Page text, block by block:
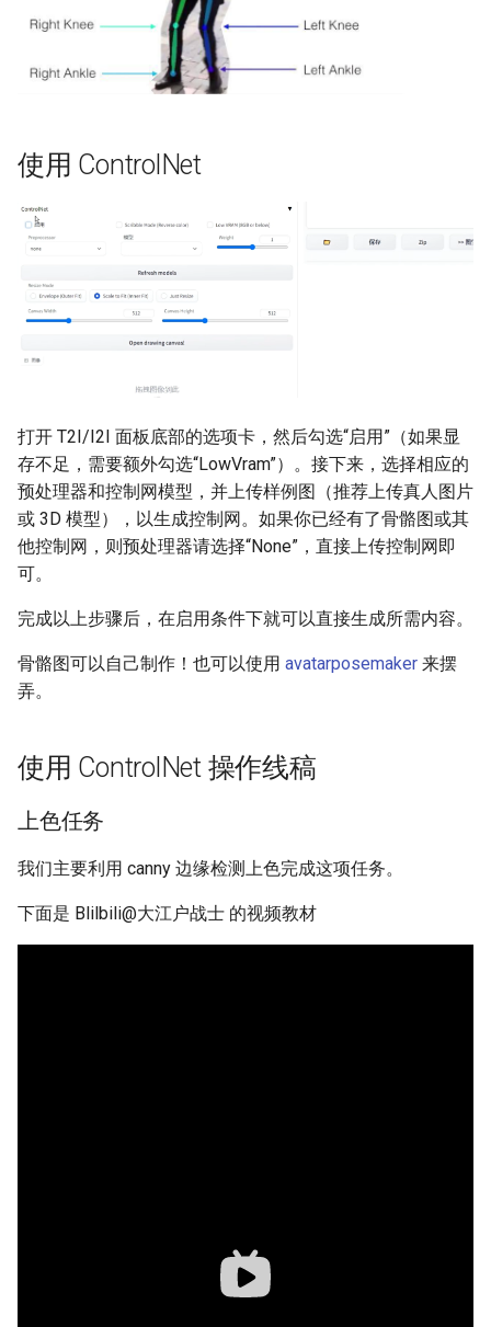
使用 ControlNet
打开 T2I/I2I 面板底部的选项卡，然后勾选“启用”（如果显
存不足，需要额外勾选“LowVram”）。接下来，选择相应的
预处理器和控制网模型，并上传样例图（推荐上传真人图片
或 3D 模型），以生成控制网。如果你已经有了骨骼图或其
他控制网，则预处理器请选择“None”，直接上传控制网即
可。
完成以上步骤后，在启用条件下就可以直接生成所需内容。
骨骼图可以自己制作！也可以使用 avatarposemaker 来摆
弄。
使用 ControlNet 操作线稿
上色任务
我们主要利用 canny 边缘检测上色完成这项任务。
下面是 Blilbili@大江户战士 的视频教材